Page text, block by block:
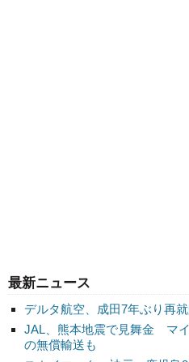
最新ニュース
デルタ航空、成田7年ぶり再
JAL、熊本地震で見舞金 マ
の無償輸送も